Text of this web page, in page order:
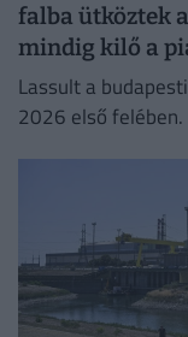
falba ütköztek
mindig kilő a
Lassult a
2026 első felében.